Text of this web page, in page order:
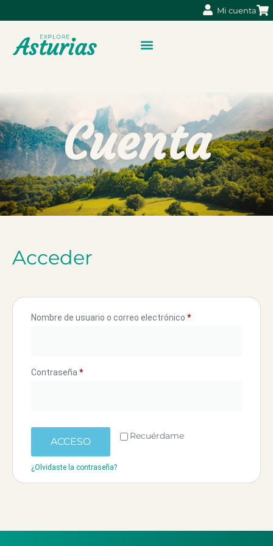
Mi cuenta
Cuenta
Acceder
Nombre de usuario o correo electrónico *
Contraseña *
Recuérdame
ACCESO
¿Olvidaste la contraseña?